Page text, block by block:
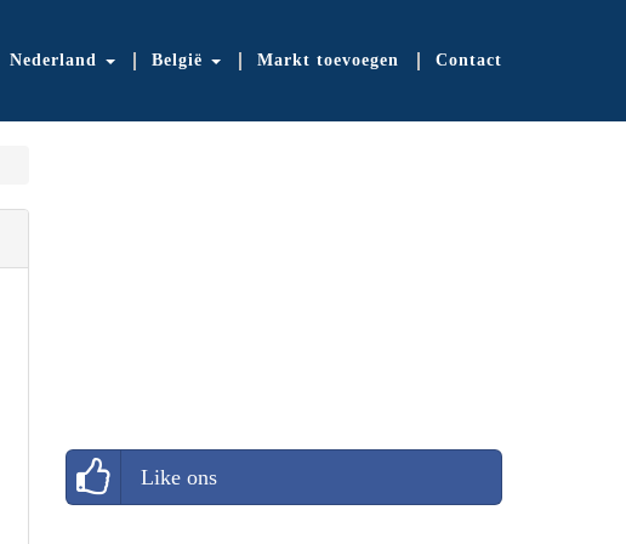
Nederland België Markt toevoegen Contact
Like ons